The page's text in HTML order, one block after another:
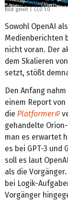
Bild: geralt CC0 1.0
Sowohl OpenAI
Medienberichten
nicht voran. Der
dem Skalieren
setzt, stößt
Den Anfang
einem Report von
die Platformer
gehandelte
man es erwartet
es bei GPT-3 und
soll es laut
als die
bei Logik-
Vorgänger